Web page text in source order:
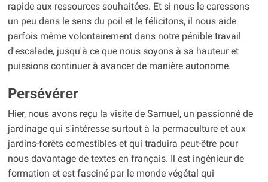
rapide aux ressources souhaitées. Et si nous le caressons
un peu dans le sens du poil et le félicitons, il nous aide
parfois même volontairement dans notre pénible travail
d'escalade, jusqu'à ce que nous soyons à sa hauteur et
puissions continuer à avancer de manière autonome.
Persévérer
Hier, nous avons reçu la visite de Samuel, un passionné de
jardinage qui s'intéresse surtout à la permaculture et aux
jardins-forêts comestibles et qui traduira peut-être pour
nous davantage de textes en français. Il est ingénieur de
formation et est fasciné par le monde végétal qui